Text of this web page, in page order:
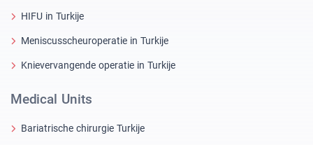
HIFU in Turkije
Meniscusscheuroperatie in Turkije
Knievervangende operatie in Turkije
Medical Units
Bariatrische chirurgie Turkije